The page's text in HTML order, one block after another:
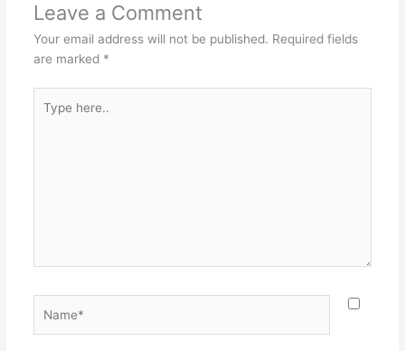
Leave a Comment
Your email address will not be published. Required fields
are marked *
here..